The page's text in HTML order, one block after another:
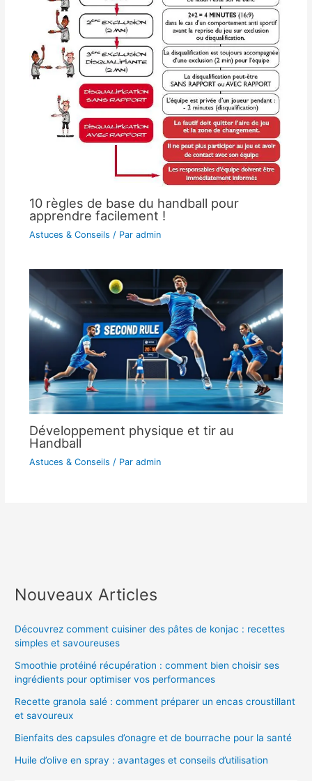
10 règles de base du handball pour
apprendre facilement !
Astuces & Conseils / Par admin
Développement physique et tir au
Handball
Astuces & Conseils / Par admin
Nouveaux Articles
Découvrez comment cuisiner des pâtes de konjac : recettes
simples et savoureuses
Smoothie protéiné récupération : comment bien choisir ses
ingrédients pour optimiser vos performances
Recette granola salé : comment préparer un encas croustillant
et savoureux
Bienfaits des capsules d’onagre et de bourrache pour la santé
Huile d’olive en spray : avantages et conseils d’utilisation